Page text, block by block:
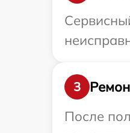
3
После